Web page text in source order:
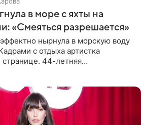
в море с яхты на
«Смеяться разрешается»
нырнула в морскую воду
с отдыха артистка
странице. 44-летняя